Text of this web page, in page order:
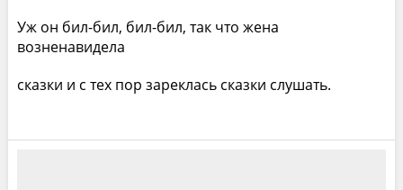
Уж он бил-бил, бил-бил, так что жена
возненавидела
сказки и с тех пор зареклась сказки слушать.